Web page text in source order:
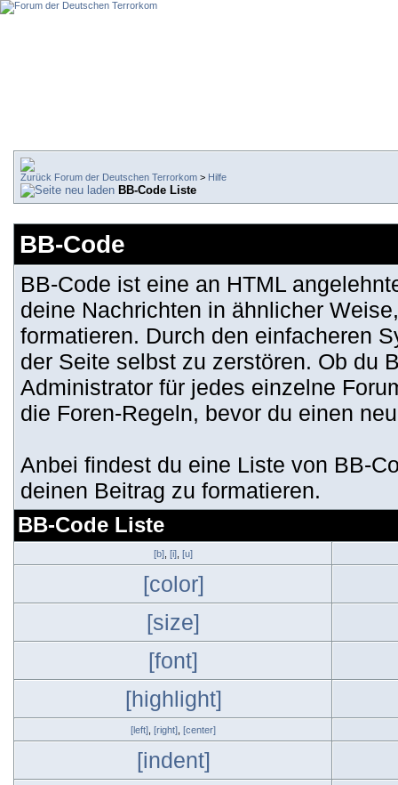
Forum der Deutschen Terrorkom > Hilfe
BB-Code Liste
BB-Code
BB-Code ist eine an HTML
deine Nachrichten in ähnlicher
formatieren. Durch den einfacheren
der Seite selbst zu zerstören. Ob du
Administrator für jedes einzelne
die Foren-Regeln, bevor du einen
Anbei findest du eine Liste von BB-
deinen Beitrag zu formatieren.
BB-Code Liste
[b] [i] [u]
[color]
[size]
[font]
[highlight]
[left] [right] [center]
[indent]